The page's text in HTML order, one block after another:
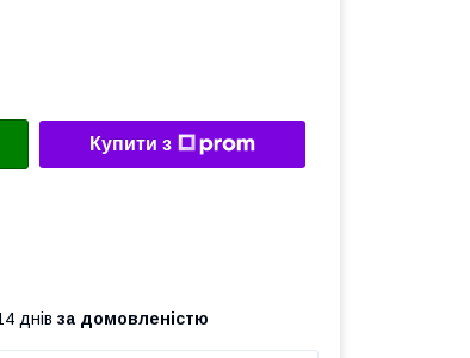
Купити з
днів за домовленістю